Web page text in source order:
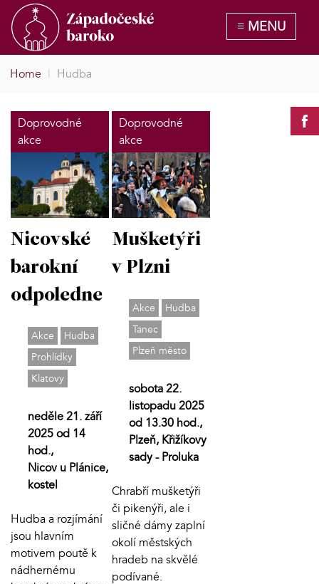
Home | Hudba
Doprovodné
akce
Nicovské
barokní
odpoledne
Akce
Hudba
Prohlídky
Klatovy
neděle 21. září
2025 od 14
hod.,
Nicov u Plánice,
kostel
Hudba a rozjímání
jsou hlavním
motivem poutě k
nádhernému
Doprovodné
akce
Mušketýři
v Plzni
Akce
Hudba
Tanec
Plzeň město
sobota 22.
listopadu 2025
od 13.30 hod.,
Plzeň, Křižíkovy
sady - Proluka
Chrabří mušketýři
či pikenýři, ale i
sličné dámy zaplní
okolí městských
hradeb na skvělé
podívané.